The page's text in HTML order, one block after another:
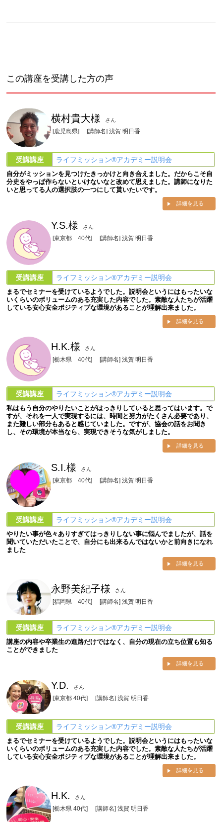
この講座を受講した方の声
横村貴大様 さん
[鹿児島県] [講師名] 浅賀 明日香
受講講座 ライフミッション®︎アカデミー説明会
自分がミッションを見つけたきっかけと向き合えました。だからこそ自
分史をやっぱ作らないといけないなと改めて思えました。講師になりた
いと思ってる人の選択肢の一つにして貰いたいです。
詳細を見る
Y.S.様 さん
[東京都 40代] [講師名] 浅賀 明日香
受講講座 ライフミッション®︎アカデミー説明会
まるでセミナーを受けているようでした。説明会というにはもったいな
いくらいのボリュームのある充実した内容でした。素敵な人たちが活躍
している安心安全ポジティブな環境があることが理解出来ました。
詳細を見る
H.K.様 さん
[栃木県 40代] [講師名] 浅賀 明日香
受講講座 ライフミッション®︎アカデミー説明会
私はもう自分のやりたいことがはっきりしていると思ってはいます。で
すが、それを一人で実現するには、時間と努力がたくさん必要であり、
また難しい部分もあると感じていました。ですが、協会の話をお聞き
し、その環境が本当なら、実現できそうな気がしました。
詳細を見る
S.I.様 さん
[東京都 40代] [講師名] 浅賀 明日香
受講講座 ライフミッション®︎アカデミー説明会
やりたい事が色々ありすぎてはっきりしない事に悩んでましたが、話を
聞いていただいたことで、自分にも出来るんではないかと前向きになれ
ました
詳細を見る
永野美紀子様 さん
[福岡県 40代] [講師名] 浅賀 明日香
受講講座 ライフミッション®︎アカデミー説明会
講座の内容や卒業生の進路だけではなく、自分の現在の立ち位置も知る
ことができました
詳細を見る
Y.D. さん
[東京都 40代] [講師名] 浅賀 明日香
受講講座 ライフミッション®︎アカデミー説明会
まるでセミナーを受けているようでした。説明会というにはもったいな
いくらいのボリュームのある充実した内容でした。素敵な人たちが活躍
している安心安全ポジティブな環境があることが理解出来ました。
詳細を見る
H.K. さん
[栃木県 40代] [講師名] 浅賀 明日香